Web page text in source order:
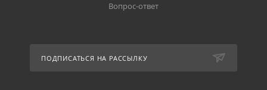
Вопрос-ответ
ПОДПИСАТЬСЯ НА РАССЫЛКУ